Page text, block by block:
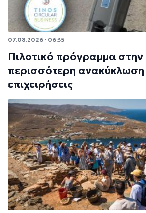
07.08.2026 · 06:35
Πιλοτικό πρόγραμμα στην
περισσότερη ανακύκλωση
επιχειρήσεις